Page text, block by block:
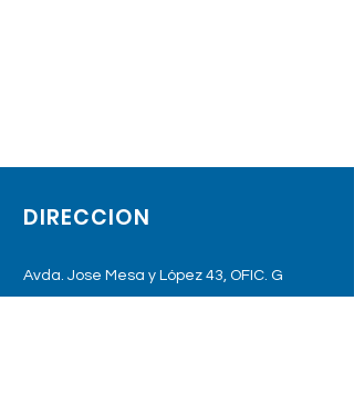
DIRECCION
Avda. Jose Mesa y López 43, OFIC. G